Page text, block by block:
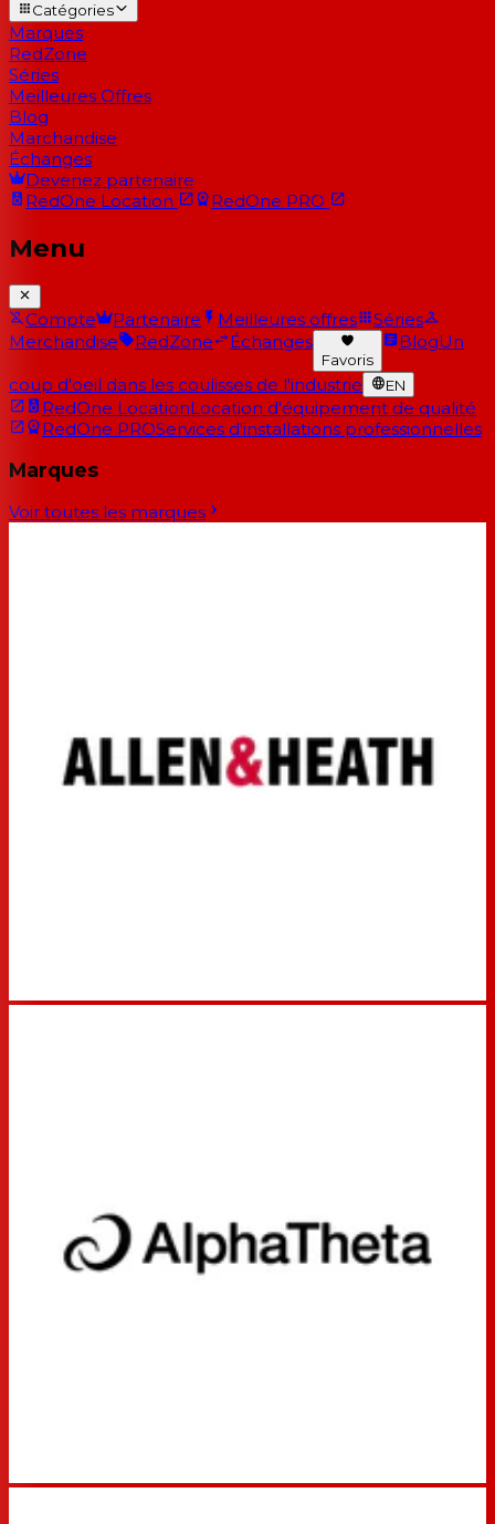
Catégories
Marques
RedZone
Séries
Meilleures Offres
Blog
Marchandise
Échanges
Devenez partenaire
RedOne Location RedOne PRO
Menu
Compte Partenaire Meilleures offres
Séries
Merchandise
RedZone Échanges
Favoris
BlogUn
coup d'oeil dans les coulisses de l'industrie EN
RedOne LocationLocation d'équipement de qualité
RedOne PROServices d'installations professionnelles
Marques
Voir toutes les marques